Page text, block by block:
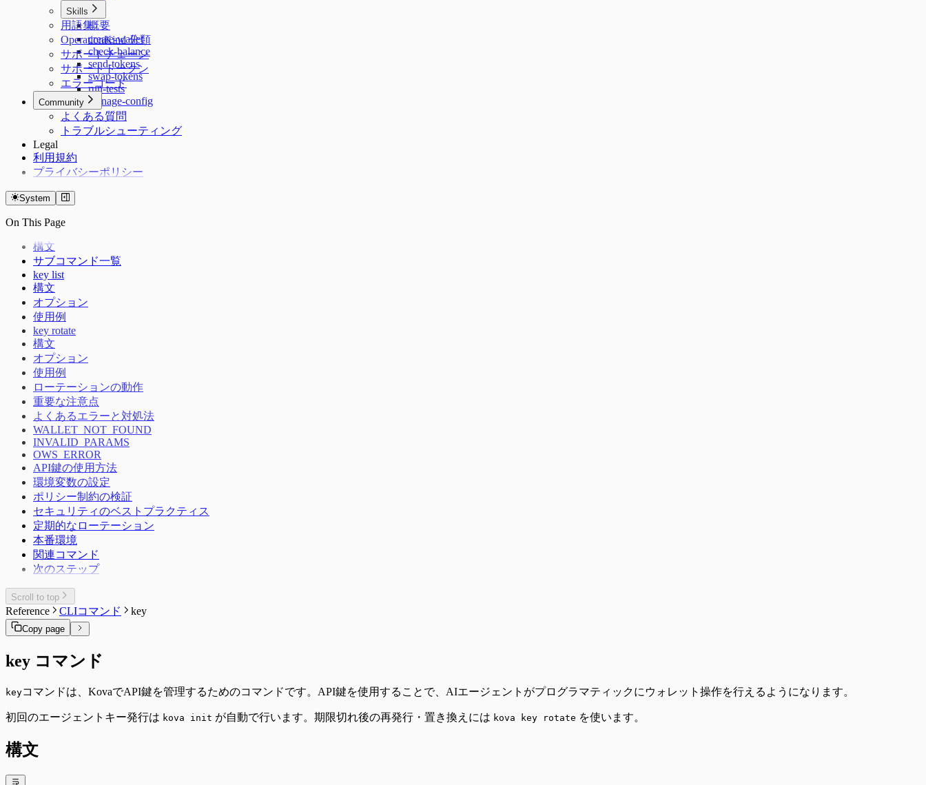
Skills
概要
create-wallet
check-balance
send-tokens
swap-tokens
run-tests
manage-config
用語集
OperationKind 分類
サポートチェーン
サポートトークン
エラーコード
Community
よくある質問
トラブルシューティング
Legal
利用規約
プライバシーポリシー
System
On This Page
構文
サブコマンド一覧
key list
構文
オプション
使用例
key rotate
構文
オプション
使用例
ローテーションの動作
重要な注意点
よくあるエラーと対処法
WALLET_NOT_FOUND
INVALID_PARAMS
OWS_ERROR
API鍵の使用方法
環境変数の設定
ポリシー制約の検証
セキュリティのベストプラクティス
定期的なローテーション
本番環境
関連コマンド
次のステップ
Scroll to top
Reference CLIコマンド key
Copy page
key コマンド
keyコマンドは、KovaでAPI鍵を管理するためのコマンドです。API鍵を使用することで、AIエージェントがプログラマティックにウォレット操作を行えるようになります。
初回のエージェントキー発行は kova init が自動で行います。期限切れ後の再発行・置き換えには kova key rotate を使います。
構文